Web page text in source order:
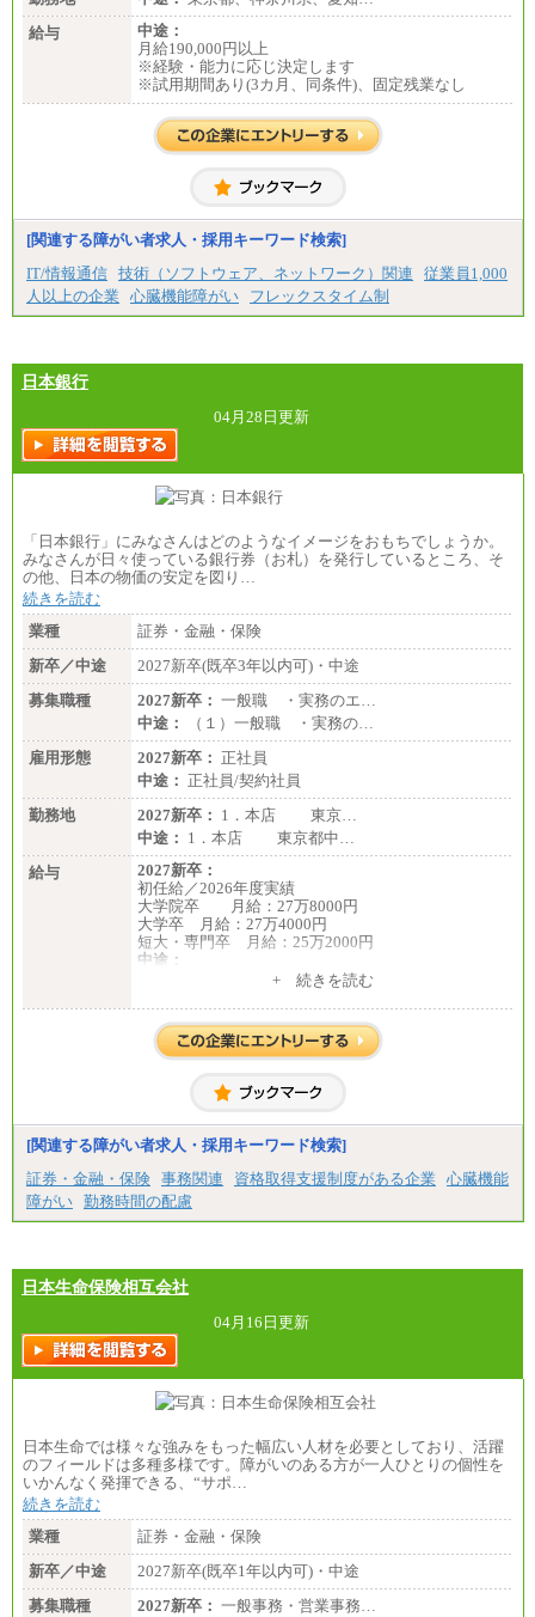
給与
中途：
月給190,000円以上
※経験・能力に応じ決定します
※試用期間あり(3カ月、同条件)、固定残業なし
[関連する障がい者求人・採用キーワード検索]
IT/情報通信 技術（ソフトウェア、ネットワーク）関連
従業員1,000
人以上の企業
心臓機能障がい フレックスタイム制
日本銀行
04月28日更新
「日本銀行」にみなさんはどのようなイメージをおもちでしょうか。
みなさんが日々使っている銀行券（お札）を発行しているところ、そ
の他、日本の物価の安定を図り…
続きを読む
業種
証券・金融・保険
新卒／中途
2027新卒(既卒3年以内可)・中途
募集職種
2027新卒： 一般職 ・実務のエ…
中途：
（１）一般職 ・実務の…
雇用形態
2027新卒： 正社員
中途： 正社員/契約社員
勤務地
2027新卒： 1．本店 東京…
中途： 1．本店 東京都中…
給与
2027新卒：
初任給／2026年度実績
大学院卒 月給：27万8000円
大学卒 月給：27万4000円
短大・専門卒 月給：25万2000円
中途：
※職務経験等を考慮し決定いたします。
※試用期間中も給与に変更はございません
+ 続きを読む
[関連する障がい者求人・採用キーワード検索]
証券・金融・保険 事務関連 資格取得支援制度がある企業
心臓機能
障がい 勤務時間の配慮
日本生命保険相互会社
04月16日更新
日本生命では様々な強みをもった幅広い人材を必要としており、活躍
のフィールドは多種多様です。障がいのある方が一人ひとりの個性を
いかんなく発揮できる、“サポ…
続きを読む
業種
証券・金融・保険
新卒／中途
2027新卒(既卒1年以内可)・中途
募集職種
2027新卒： 一般事務・営業事務…